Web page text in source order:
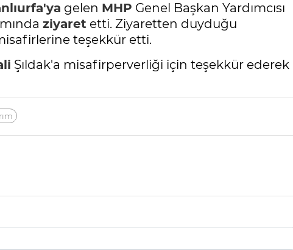
gelen MHP Genel Başkan Yardımcısı
ziyaret etti. Ziyaretten duyduğu
teşekkür etti.
Şıldak'a misafirperverliği için teşekkür ederek